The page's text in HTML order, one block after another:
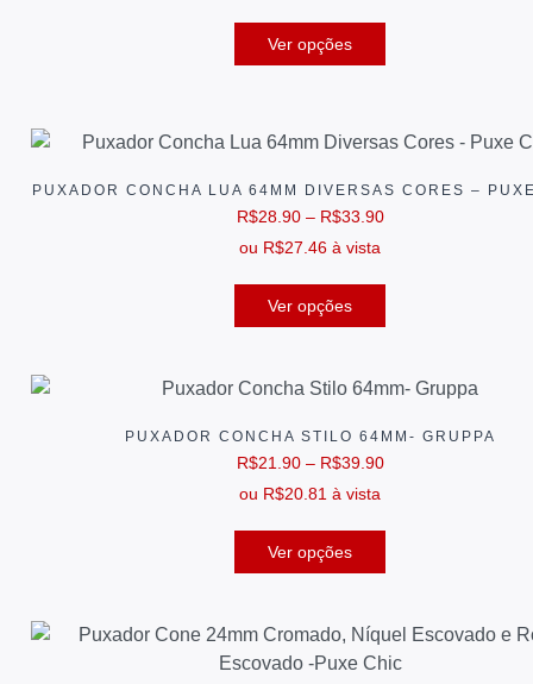
Ver opções
PUXADOR CONCHA LUA 64MM DIVERSAS CORES –
R$28.90 – R$33.90
ou R$27.46 à vista
Ver opções
PUXADOR CONCHA STILO 64MM- GRUPPA
R$21.90 – R$39.90
ou R$20.81 à vista
Ver opções